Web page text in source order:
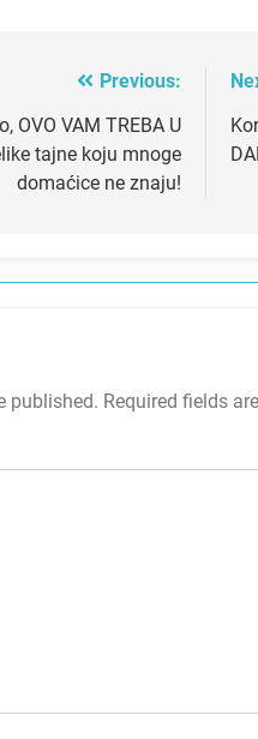
Previous:
OVO VAM TREBA U
tajne koju mnoge
domaćice ne znaju!
published. Required fields